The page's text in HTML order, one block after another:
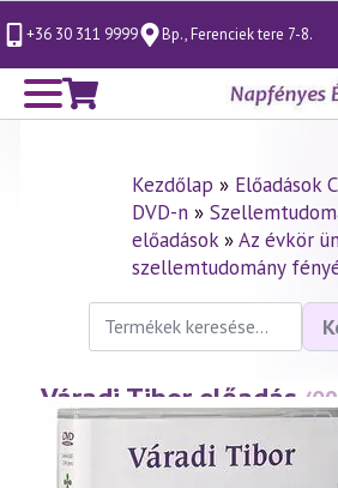
+36 30 311 9999 Bp., Ferenciek tere 7-8.
Kezdőlap » Előadások
DVD-n»
előadások»Az évkör
szellemtudomány
Keresés
következőre:
Váradi Tibor előadás
misztériuma